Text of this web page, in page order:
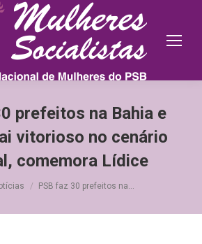
prefeitos na Bahia e
vitorioso no cenário
comemora Lídice
aqui:PSB faz 30 prefeitos na…